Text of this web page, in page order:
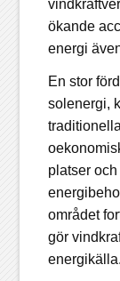
ökande
energi
En stor
solenergi,
platser
området
gör
energikälla.